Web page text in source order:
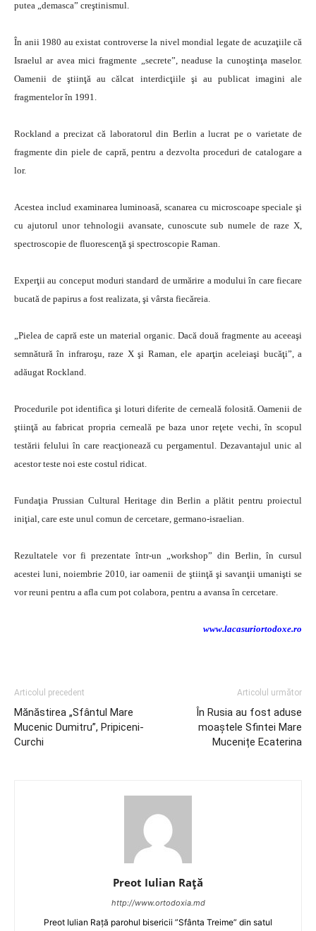
putea „demasca” creştinismul.
În anii 1980 au existat controverse la nivel mondial legate de acuzaţiile că
Israelul ar avea mici fragmente „secrete”, neaduse la cunoştinţa maselor.
Oamenii de ştiinţă au călcat interdicţiile şi au publicat imagini ale
fragmentelor în 1991.
Rockland a precizat că laboratorul din Berlin a lucrat pe o varietate de
fragmente din piele de capră, pentru a dezvolta proceduri de catalogare a
lor.
Acestea includ examinarea luminoasă, scanarea cu microscoape speciale şi
cu ajutorul unor tehnologii avansate, cunoscute sub numele de raze X,
spectroscopie de fluorescenţă şi spectroscopie Raman.
Experţii au conceput moduri standard de urmărire a modului în care fiecare
bucată de papirus a fost realizata, şi vârsta fiecăreia.
„Pielea de capră este un material organic. Dacă două fragmente au aceeaşi
semnătură în infraroşu, raze X şi Raman, ele aparţin aceleiaşi bucăţi”, a
adăugat Rockland.
Procedurile pot identifica şi loturi diferite de cerneală folosită. Oamenii de
ştiinţă au fabricat propria cerneală pe baza unor reţete vechi, în scopul
testării felului în care reacţionează cu pergamentul. Dezavantajul unic al
acestor teste noi este costul ridicat.
Fundaţia Prussian Cultural Heritage din Berlin a plătit pentru proiectul
iniţial, care este unul comun de cercetare, germano-israelian.
Rezultatele vor fi prezentate într-un „workshop” din Berlin, în cursul
acestei luni, noiembrie 2010, iar oamenii de ştiinţă şi savanţii umanişti se
vor reuni pentru a afla cum pot colabora, pentru a avansa în cercetare.
www.lacasuriortodoxe.ro
Articolul precedent
Mănăstirea „Sfântul Mare
Mucenic Dumitru”, Pripiceni-
Curchi
Articolul următor
În Rusia au fost aduse
moaștele Sfintei Mare
Mucenițe Ecaterina
Preot Iulian Raţă
http://www.ortodoxia.md
Preot Iulian Rață parohul bisericii ”Sfânta Treime” din satul